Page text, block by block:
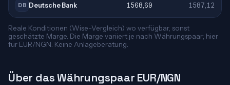
DB Deutsche Bank 1568,69 1587,12
Reale Konditionen (Wise-Vergleich) wo verfügbar, sonst
geschätzte Marge. Die Marge variiert je nach Währungspaar; hier
für EUR/NGN. Keine Anlageberatung.
Über das Währungspaar EUR/NGN